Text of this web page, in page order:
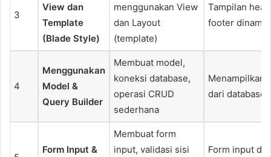
3
View dan
Template
(Blade Style)
menggunakan View
dan Layout
(template)
Tampilan
footer dinamis
4
Menggunakan
Model &
Query Builder
Membuat model,
koneksi database,
operasi CRUD
sederhana
Menampilkan
dari database
Form Input &
Membuat form
input, validasi sisi
Form input